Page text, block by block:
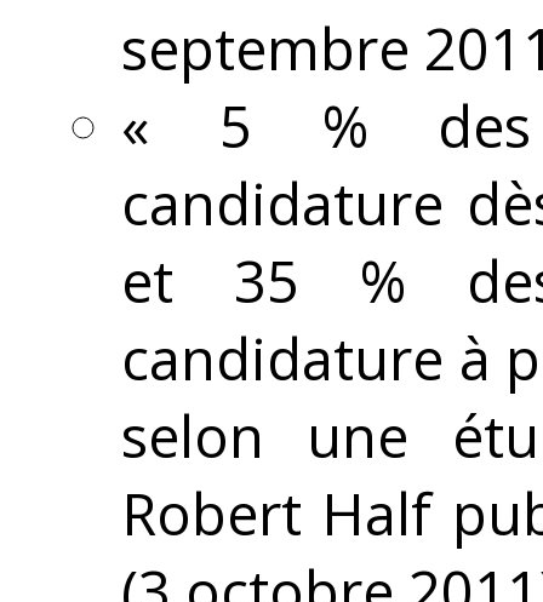
septembre
« 5 % des
candidature
et 35 %
candidature à
selon une
Robert Half